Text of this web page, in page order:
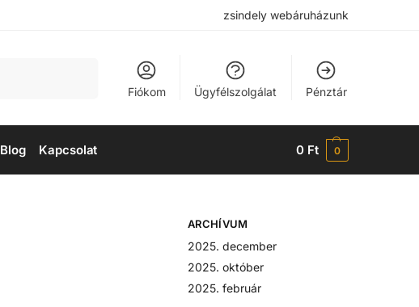
zsindely webáruházunk
Fiókom Ügyfélszolgálat Pénztár
Blog Kapcsolat 0 Ft 0
ARCHÍVUM
2025. december
2025. október
2025. február